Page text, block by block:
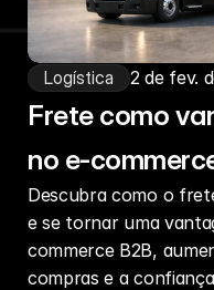
Logística 2 de fev.
Frete como
no e-
Descubra como o
e se tornar uma
commerce B2B,
compras e a